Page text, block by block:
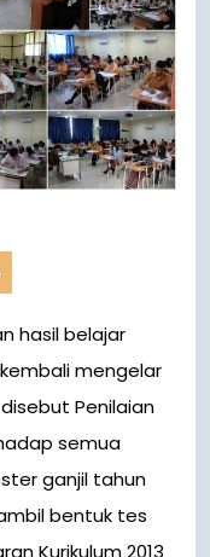
mengelar
Penilaian
semua
ganjil tahun
bentuk tes
Kurikulum 2013